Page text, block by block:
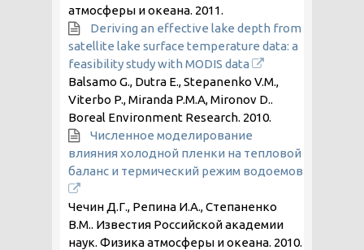
атмосферы и океана. 2011.
Deriving an effective lake depth from
satellite lake surface temperature data: a
feasibility study with MODIS data
Balsamo G., Dutra E., Stepanenko V.M.,
Viterbo P., Miranda P.M.A, Mironov D..
Boreal Environment Research. 2010.
Численное моделирование
влияния холодной пленки на тепловой
баланс и термический режим водоемов
Чечин Д.Г., Репина И.А., Степаненко
В.М.. Известия Российской академии
наук. Физика атмосферы и океана. 2010.